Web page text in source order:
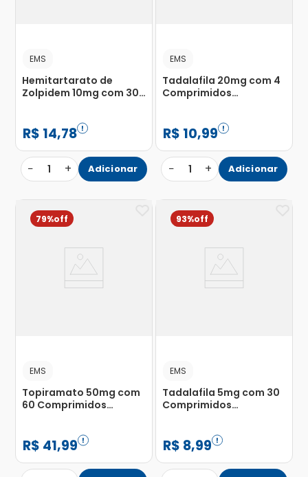
EMS
Hemitartarato de
Zolpidem 10mg com 30
R$ 14,78
− 1 + Adicionar
EMS
Tadalafila 20mg com 4
Comprimidos
R$ 10,99
− 1 + Adicionar
79%
EMS
Topiramato 50mg com
60 Comprimidos
R$ 41,99
93%
EMS
Tadalafila 5mg com 30
Comprimidos
R$ 8,99